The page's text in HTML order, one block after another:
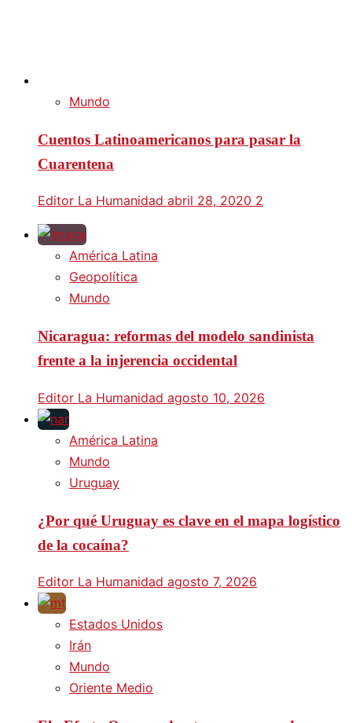
Mundo
Cuentos Latinoamericanos para pasar la
Cuarentena
Editor La Humanidad abril 28, 2020 2
América Latina
Geopolítica
Mundo
Nicaragua: reformas del modelo sandinista
frente a la injerencia occidental
Editor La Humanidad agosto 10, 2026
América Latina
Mundo
Uruguay
¿Por qué Uruguay es clave en el mapa logístico
de la cocaína?
Editor La Humanidad agosto 7, 2026
Estados Unidos
Irán
Mundo
Oriente Medio